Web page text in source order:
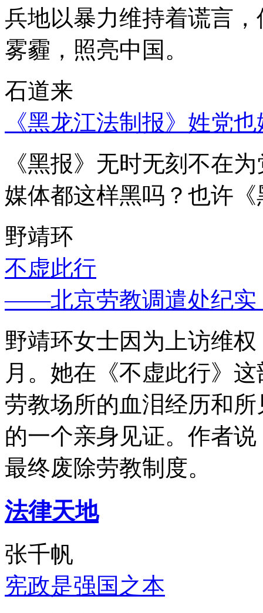
兵地以暴力维持着谎言
雾霾，照亮中国。
石道来
《黑龙江法制报》姓党
《黑报》无时无刻不在
媒体都这样黑吗？也许
野靖环
不虚此行
——北京劳教调遣处纪实
野靖环女士因为上访维
月。她在《不虚此行》
劳教场所的血泪经历和
的一个亲身见证。作者
最终废除劳教制度。
法律天地
张千帆
宪政是强国之本